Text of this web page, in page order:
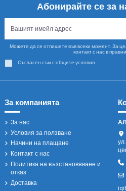
Абонирайте се за
Можете да се отпишете във всеки момент. За
контакт с нас в
Съгласен съм с общите условия.
За компанията
За нас
Условия за ползване
Начини на плащане
Контакт с нас
Политика на възстановяване и
отказ
Доставка